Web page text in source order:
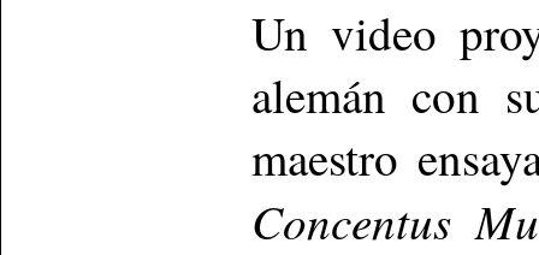
Un video
alemán con
maestro
Concentus